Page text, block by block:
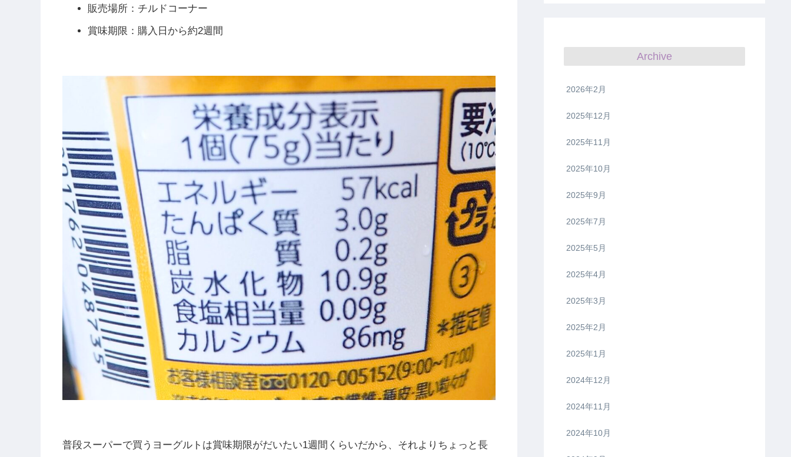
販売場所：チルドコーナー
賞味期限：購入日から約2週間
普段スーパーで買うヨーグルトは賞味期限がだいたい1週間くらいだから、それよりちょっと長
Archive
2026年2月
2025年12月
2025年11月
2025年10月
2025年9月
2025年7月
2025年5月
2025年4月
2025年3月
2025年2月
2025年1月
2024年12月
2024年11月
2024年10月